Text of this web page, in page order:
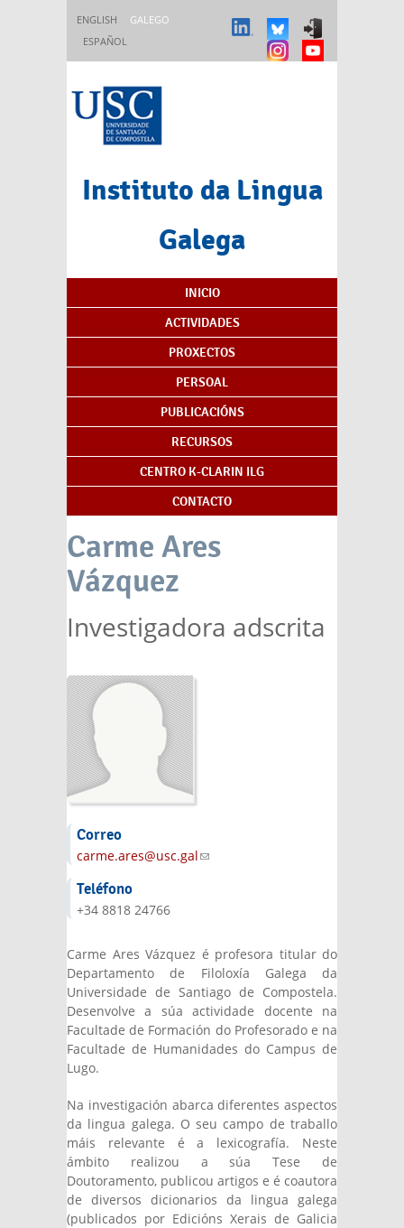
ENGLISH
GALEGO
ESPAÑOL
Instituto da Lingua
Galega
Índice de contidos
INICIO
ACTIVIDADES
PROXECTOS
PERSOAL
PUBLICACIÓNS
RECURSOS
CENTRO K-CLARIN ILG
CONTACTO
Carme Ares
Vázquez
Investigadora adscrita
Correo
carme.ares@usc.gal(link sends e-mail)
Teléfono
+34 8818 24766
Carme Ares Vázquez é profesora titular do
Departamento de Filoloxía Galega da
Universidade de Santiago de Compostela.
Desenvolve a súa actividade docente na
Facultade de Formación do Profesorado e na
Facultade de Humanidades do Campus de
Lugo.
Na investigación abarca diferentes aspectos
da lingua galega. O seu campo de traballo
máis relevante é a lexicografía. Neste
ámbito realizou a súa Tese de
Doutoramento, publicou artigos e é coautora
de diversos dicionarios da lingua galega
(publicados por Edicións Xerais de Galicia